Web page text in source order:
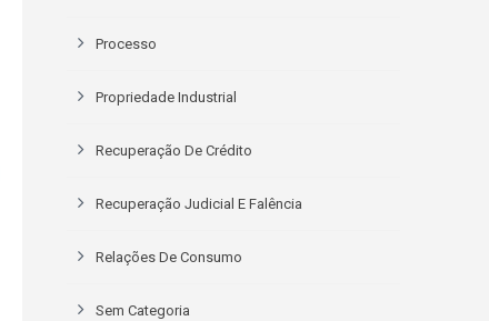
Processo
Propriedade Industrial
Recuperação De Crédito
Recuperação Judicial E Falência
Relações De Consumo
Sem Categoria